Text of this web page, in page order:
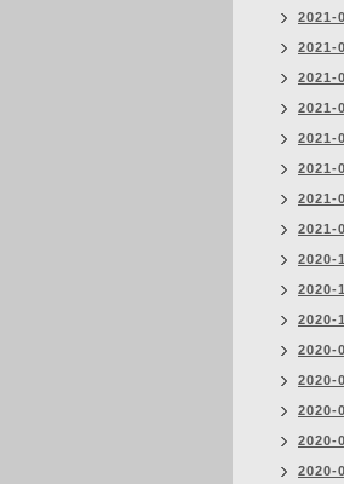
2021-
2021-
2021-
2021-
2021-
2021-
2021-
2021-
2020-
2020-
2020-
2020-
2020-
2020-
2020-
2020-